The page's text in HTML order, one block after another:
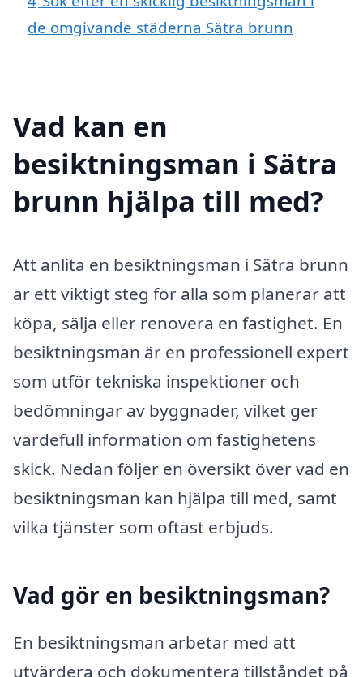
de omgivande städerna Sätra brunn
Vad kan en
besiktningsman i Sätra
brunn hjälpa till med?
Att anlita en besiktningsman i Sätra brunn
är ett viktigt steg för alla som planerar att
köpa, sälja eller renovera en fastighet. En
besiktningsman är en professionell expert
som utför tekniska inspektioner och
bedömningar av byggnader, vilket ger
värdefull information om fastighetens
skick. Nedan följer en översikt över vad en
besiktningsman kan hjälpa till med, samt
vilka tjänster som oftast erbjuds.
Vad gör en besiktningsman?
En besiktningsman arbetar med att
utvärdera och dokumentera tillståndet på